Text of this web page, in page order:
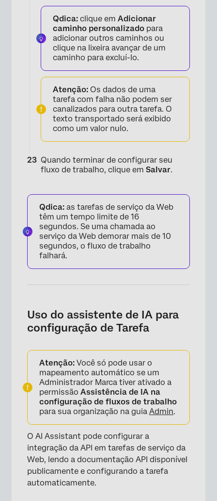
×
Qdica: clique em Adicionar
caminho personalizado para
adicionar outros caminhos ou
clique na lixeira avançar de um
caminho para excluí-lo.
Atenção: Os dados de uma
tarefa com falha não podem ser
canalizados para outra tarefa. O
texto transportado será exibido
como um valor nulo.
Quando terminar de configurar seu
fluxo de trabalho, clique em Salvar.
Qdica: as tarefas de serviço da Web
têm um tempo limite de 16
segundos. Se uma chamada ao
serviço da Web demorar mais de 10
segundos, o fluxo de trabalho
falhará.
Uso do assistente de IA para
configuração de Tarefa
Atenção: Você só pode usar o
mapeamento automático se um
Administrador Marca tiver ativado a
permissão Assistência de IA na
configuração de fluxos de trabalho
para sua organização na guia Admin.
O AI Assistant pode configurar a
integração da API em tarefas de serviço da
Web, lendo a documentação API disponível
publicamente e configurando a tarefa
automaticamente.